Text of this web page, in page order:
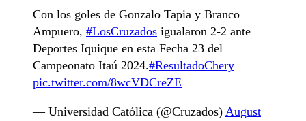
Con los goles de Gonzalo Tapia y Branco
Ampuero, #LosCruzados igualaron 2-2 ante
Deportes Iquique en esta Fecha 23 del
Campeonato Itaú 2024.#ResultadoChery
pic.twitter.com/8wcVDCreZE
— Universidad Católica (@Cruzados) August